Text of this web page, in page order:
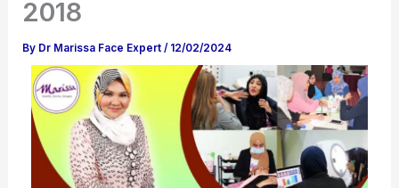
2018
By Dr Marissa Face Expert/ 12/02/2024